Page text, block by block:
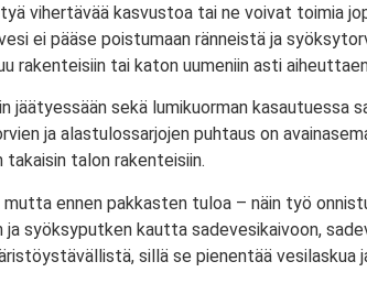
vihertävää kasvustoa tai ne voivat toimia
ei pääse poistumaan ränneistä ja
tai katon uumeniin asti
sekä lumikuorman kasautuessa
ja alastulossarjojen puhtaus on
talon rakenteisiin.
ennen pakkasten tuloa – näin työ
syöksyputken kautta sadevesikaivoon,
sillä se pienentää vesilaskua